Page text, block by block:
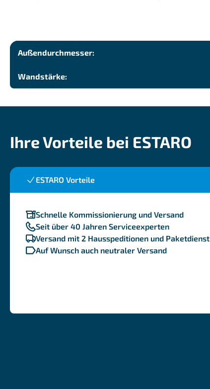
Außendurchmesser:
Wandstärke:
Ihre Vorteile bei ESTARO
ESTARO Vorteile
Schnelle Kommissionierung und Versand
Seit über 40 Jahren Serviceexperten
Versand mit 2 Hausspeditionen und Paketdienst
Auf Wunsch auch neutraler Versand